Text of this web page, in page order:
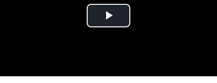
Play Video